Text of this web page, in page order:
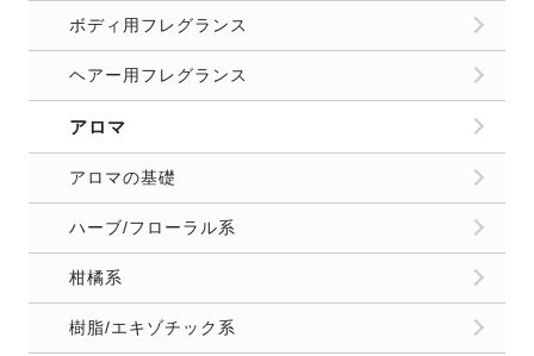
ボディ用フレグランス
ヘアー用フレグランス
アロマ
アロマの基礎
ハーブ/フローラル系
柑橘系
樹脂/エキゾチック系